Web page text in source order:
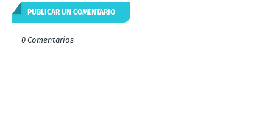
PUBLICAR UN COMENTARIO
0 Comentarios